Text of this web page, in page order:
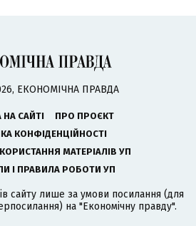
ЕКОНОМІЧНА ПРАВДА
САЙТІ
ПРО ПРОЄКТ
КОНФІДЕНЦІЙНОСТІ
МАТЕРІАЛІВ УП
І ПРАВИЛА РОБОТИ УП
сайту лише за умови посилання (для
на "Економічну правду".